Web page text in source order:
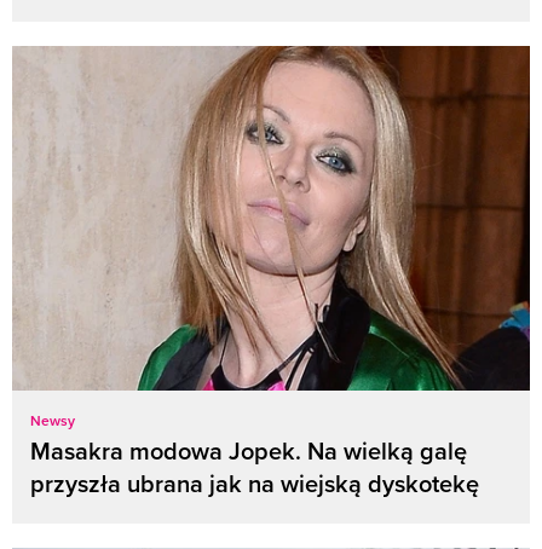
Newsy
Masakra modowa Jopek. Na wielką galę
przyszła ubrana jak na wiejską dyskotekę